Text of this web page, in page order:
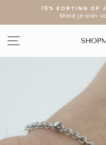
artikel
15% KORTING OP
Meld je aan
SITE NAVIGATIE